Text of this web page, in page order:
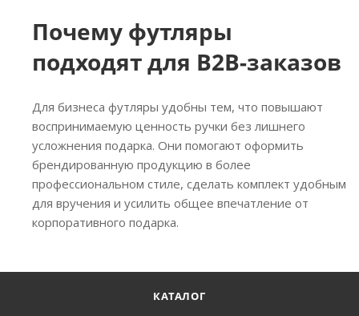
Почему футляры
подходят для B2B-заказов
Для бизнеса футляры удобны тем, что повышают
воспринимаемую ценность ручки без лишнего
усложнения подарка. Они помогают оформить
брендированную продукцию в более
профессиональном стиле, сделать комплект удобным
для вручения и усилить общее впечатление от
корпоративного подарка.
КАТАЛОГ